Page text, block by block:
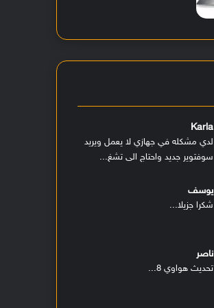
Karla
لدي مشكله في جهازي لا يعمل ويريد
سوفتوير جديد واحتاج الى تشغ...
يوسف
شكرا جزيلا...
ناصر
تحديث هواوي 8...